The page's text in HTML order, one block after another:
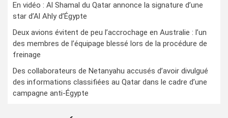
En vidéo : Al Shamal du Qatar annonce la signature d’une
star d’Al Ahly d’Égypte
Deux avions évitent de peu l’accrochage en Australie : l’un
des membres de l’équipage blessé lors de la procédure de
freinage
Des collaborateurs de Netanyahu accusés d’avoir divulgué
des informations classifiées au Qatar dans le cadre d’une
campagne anti-Égypte